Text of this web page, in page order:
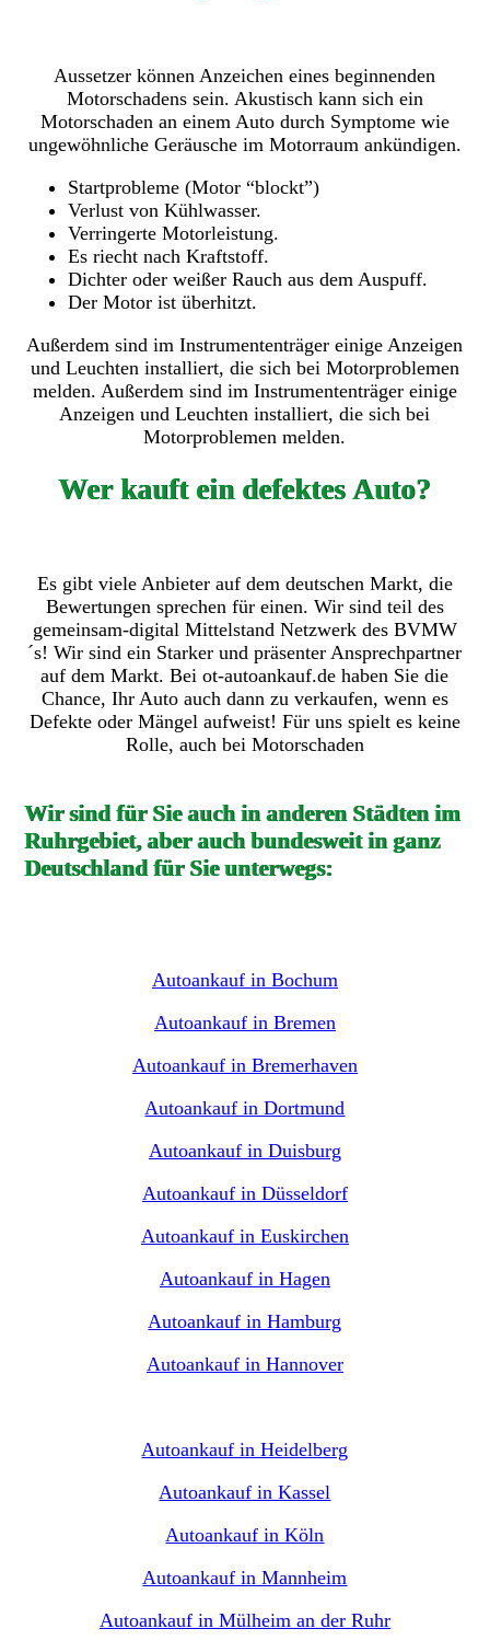
Aussetzer können Anzeichen eines beginnenden
Motorschadens sein. Akustisch kann sich ein
Motorschaden an einem Auto durch Symptome wie
ungewöhnliche Geräusche im Motorraum ankündigen.
Startprobleme (Motor “blockt”)
Verlust von Kühlwasser.
Verringerte Motorleistung.
Es riecht nach Kraftstoff.
Dichter oder weißer Rauch aus dem Auspuff.
Der Motor ist überhitzt.
Außerdem sind im Instrumententräger einige Anzeigen
und Leuchten installiert, die sich bei Motorproblemen
melden. Außerdem sind im Instrumententräger einige
Anzeigen und Leuchten installiert, die sich bei
Motorproblemen melden.
Wer kauft ein defektes Auto?
Es gibt viele Anbieter auf dem deutschen Markt, die
Bewertungen sprechen für einen. Wir sind teil des
gemeinsam-digital Mittelstand Netzwerk des BVMW
´s! Wir sind ein Starker und präsenter Ansprechpartner
auf dem Markt. Bei ot-autoankauf.de haben Sie die
Chance, Ihr Auto auch dann zu verkaufen, wenn es
Defekte oder Mängel aufweist! Für uns spielt es keine
Rolle, auch bei Motorschaden
Wir sind für Sie auch in anderen Städten im
Ruhrgebiet, aber auch bundesweit in ganz
Deutschland für Sie unterwegs:
Autoankauf in Bochum
Autoankauf in Bremen
Autoankauf in Bremerhaven
Autoankauf in Dortmund
Autoankauf in Duisburg
Autoankauf in Düsseldorf
Autoankauf in Euskirchen
Autoankauf in Hagen
Autoankauf in Hamburg
Autoankauf in Hannover
Autoankauf in Heidelberg
Autoankauf in Kassel
Autoankauf in Köln
Autoankauf in Mannheim
Autoankauf in Mülheim an der Ruhr